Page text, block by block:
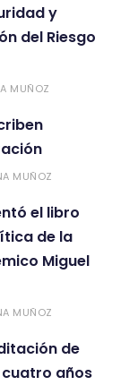
y
del Riesgo
MUÑOZ
MUÑOZ
el libro
de la
Miguel
MUÑOZ
de
años